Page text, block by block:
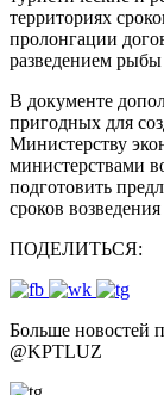
территориях
пролонгации
разведением
В документе
пригодных для
Министерству
министерствами
подготовить
сроков
ПОДЕЛИТЬСЯ:
Больше новостей
@KPTLUZ